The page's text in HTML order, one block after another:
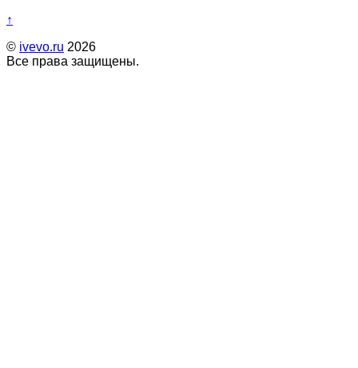
↑
© ivevo.ru 2026
Все права защищены.